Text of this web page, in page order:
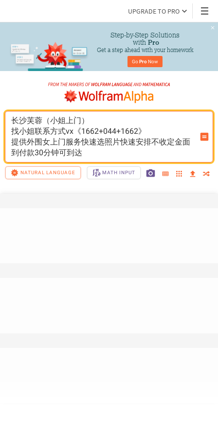
UPGRADE TO PRO
Step-by-Step Solutions
with Pro
Get a step ahead with your homework
Go Pro Now
长沙芙蓉（小姐上门）
找小姐联系方式vx《1662+044+1662》
提供外围女上门服务快速选照片快速安排不收定金面
到付款30分钟可到达
NATURAL LANGUAGE MATH INPUT